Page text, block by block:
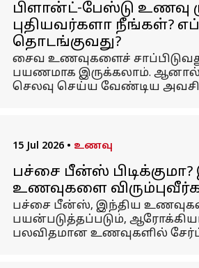
பிளான்ட்-பேஸ்டு உணவு
புதியவர்களா நீங்கள்?
தொடங்குவது?
சைவ உணவுகளைச்
பயணமாக இருக்கலாம்.
செலவு செய்ய வேண்டிய
15 Jul 2026 • உணவு
பச்சை பீன்ஸ்
உணவுகளை
பச்சை பீன்ஸ், இந்திய
பயன்படுத்தப்படும்,
பலவிதமான உணவுகளில்